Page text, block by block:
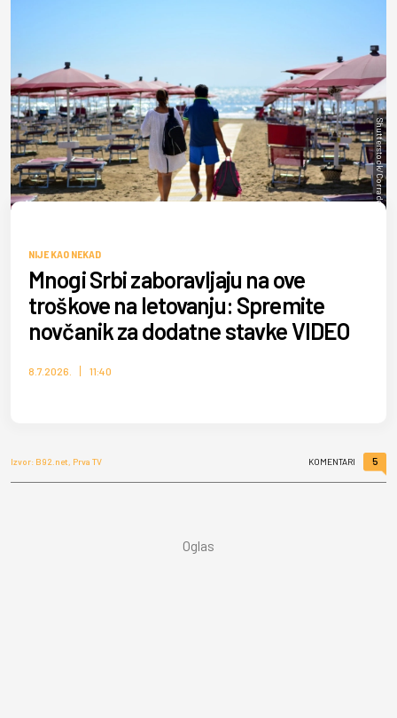
Shutterstock/Corrado Baratta
NIJE KAO NEKAD
Mnogi Srbi zaboravljaju na ove
troškove na letovanju: Spremite
novčanik za dodatne stavke VIDEO
8.7.2026. 11:40
Izvor: B92.net, Prva TV KOMENTARI 5